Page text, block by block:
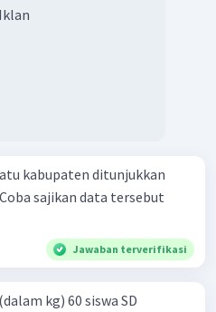
Iklan
kabupaten ditunjukkan
Jawaban terverifikasi
kg) 60 siswa SD